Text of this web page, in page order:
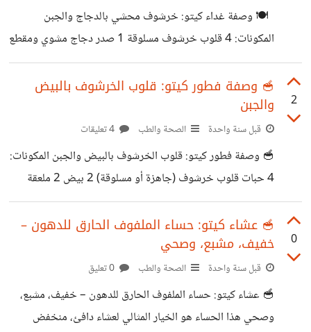
الكريم، الملح، الفلفل، والثوم البودرة. نضيف الكوسا المبشورة إلى
خليط البيض ونخلط جيدًا. نسخن زيت الزيتون في مقلاة على
🍽️ وصفة غداء كيتو: خرشوف محشي بالدجاج والجبن
المكونات: 4 قلوب خرشوف مسلوقة 1 صدر دجاج مشوي ومقطع
ناعم 1/2 كوب جبن موزاريلا أو شيدر مبشور 2 ملعقة كبيرة
كريمة طبخ كاملة الدسم 1 ملعقة صغيرة زيت زيتون رشة فلفل
الفرن على درجة حرارة 180 مئوية. في مقلاة، اخلطي الدجاج
مع الكريمة والبهارات على نار هادئة لمدة 3 دقائق. احشي كل
قلب خرشوف بالخليط، ثم أضيفي فوقه الجبن. ضعيها
2
🥣 وصفة فطور كيتو: قلوب الخرشوف بالبيض
والجبن
قبل سنة واحدة الصحة والطب
🥣 وصفة فطور كيتو: قلوب الخرشوف بالبيض والجبن المكونات:
4 حبات قلوب خرشوف (جاهزة أو مسلوقة) 2 بيض 2 ملعقة
كبيرة جبن كريمي أو موزاريلا 1 ملعقة صغيرة زيت زيتون أو
زبدة رشة ملح وفلفل حسب الرغبة رشة زعتر أو شبت (اختياري)
طريقة التحضير: سخّني الفرن أو مقلاة غير لاصقة على حرارة
متوسطة. ضعي قلوب الخرشوف في صينية أو مقلاة، وأفرغي
وسطها قليلًا. اخفقي البيض مع الجبن والتوابل واسكبيه داخل
الخرشوف. ادخليها الفرن لمدة 10-15 دقيقة أو غطي المقلاة
0
🥣 عشاء كيتو: حساء الملفوف الحارق للدهون –
خفيف، مشبع، وصحي
قبل سنة واحدة الصحة والطب
🥣 عشاء كيتو: حساء الملفوف الحارق للدهون – خفيف، مشبع،
وصحي هذا الحساء هو الخيار المثالي لعشاء دافئ، منخفض